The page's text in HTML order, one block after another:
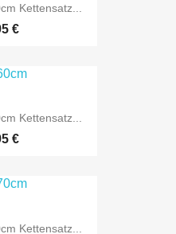
Kettensatz...
€
Kettensatz...
€
Kettensatz...